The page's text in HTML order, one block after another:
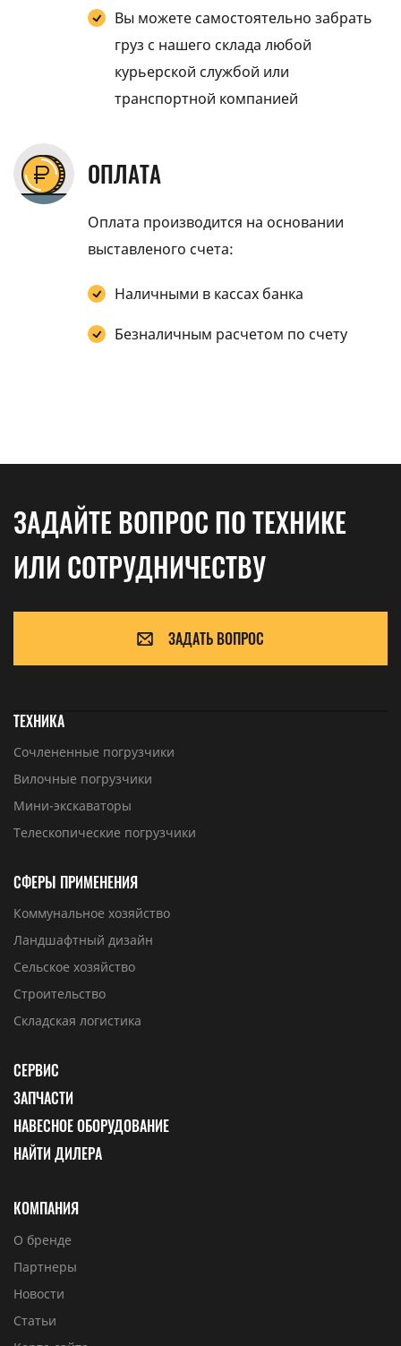
Вы можете самостоятельно забрать
груз с нашего склада любой
курьерской службой или
транспортной компанией
ОПЛАТА
Оплата производится на основании
выставленого счета:
Наличными в кассах банка
Безналичным расчетом по счету
ЗАДАЙТЕ ВОПРОС ПО ТЕХНИКЕ
ИЛИ СОТРУДНИЧЕСТВУ
ЗАДАТЬ ВОПРОС
ТЕХНИКА
Сочлененные погрузчики
Вилочные погрузчики
Мини-экскаваторы
Телескопические погрузчики
СФЕРЫ ПРИМЕНЕНИЯ
Коммунальное хозяйство
Ландшафтный дизайн
Сельское хозяйство
Строительство
Складская логистика
СЕРВИС
ЗАПЧАСТИ
НАВЕСНОЕ ОБОРУДОВАНИЕ
НАЙТИ ДИЛЕРА
КОМПАНИЯ
О бренде
Партнеры
Новости
Статьи